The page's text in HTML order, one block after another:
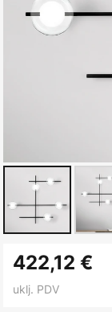
to
the
422,12 €
uklj. PDV